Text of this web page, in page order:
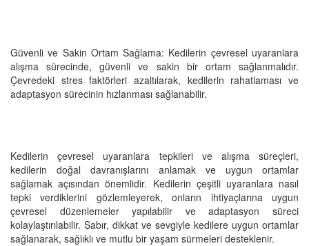
Güvenli ve Sakin Ortam Sağlama: Kedilerin çevresel uyaranlara
alışma sürecinde, güvenli ve sakin bir ortam sağlanmalıdır.
Çevredeki stres faktörleri azaltılarak, kedilerin rahatlaması ve
adaptasyon sürecinin hızlanması sağlanabilir.
Kedilerin çevresel uyaranlara tepkileri ve alışma süreçleri,
kedilerin doğal davranışlarını anlamak ve uygun ortamlar
sağlamak açısından önemlidir. Kedilerin çeşitli uyaranlara nasıl
tepki verdiklerini gözlemleyerek, onların ihtiyaçlarına uygun
çevresel düzenlemeler yapılabilir ve adaptasyon süreci
kolaylaştırılabilir. Sabır, dikkat ve sevgiyle kedilere uygun ortamlar
sağlanarak, sağlıklı ve mutlu bir yaşam sürmeleri desteklenir.